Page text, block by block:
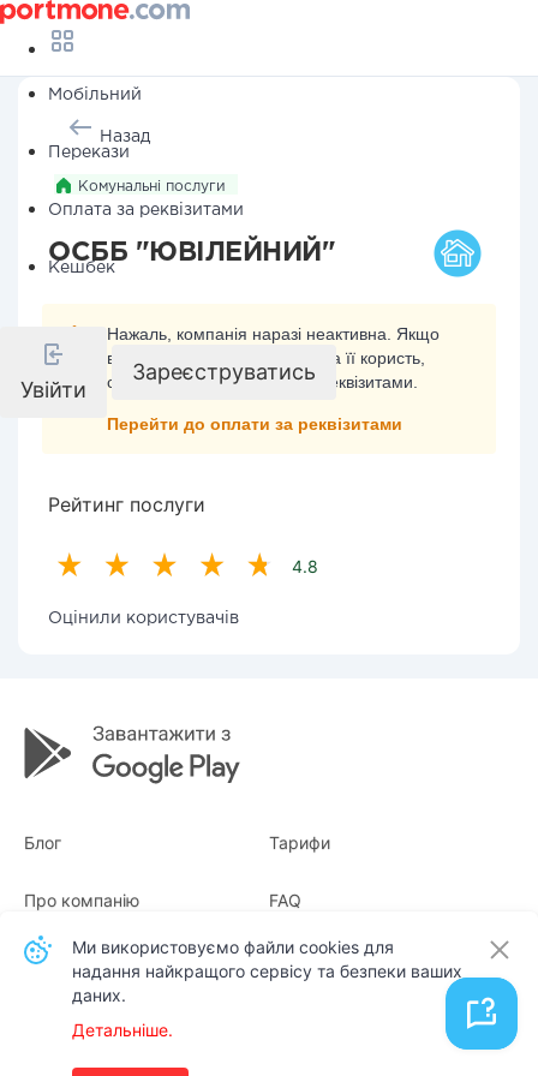
Мобільний
Перекази
Оплата за реквізитами
Кешбек
Увійти
Зареєструватись
Назад
Комунальні послуги
ОСББ "ЮВІЛЕЙНИЙ"
Нажаль, компанія наразі неактивна. Якщо
ви хочете здійснити платіж на її користь,
скористайтесь оплатою за реквізитами.
Перейти до оплати за реквізитами
Рейтинг послуги
4.8
Оцінили користувачів
Блог Тарифи
Про компанію
Квитанції
FAQ
Для бізнесу
Ми використовуємо файли cookies для
надання найкращого сервісу та безпеки ваших
даних.
Детальніше.